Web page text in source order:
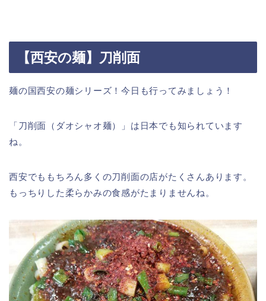
【西安の麺】刀削面
麺の国西安の麺シリーズ！今日も行ってみましょう！
「刀削面（ダオシャオ麺）」は日本でも知られています
ね。
西安でももちろん多くの刀削面の店がたくさんあります。
もっちりした柔らかみの食感がたまりませんね。